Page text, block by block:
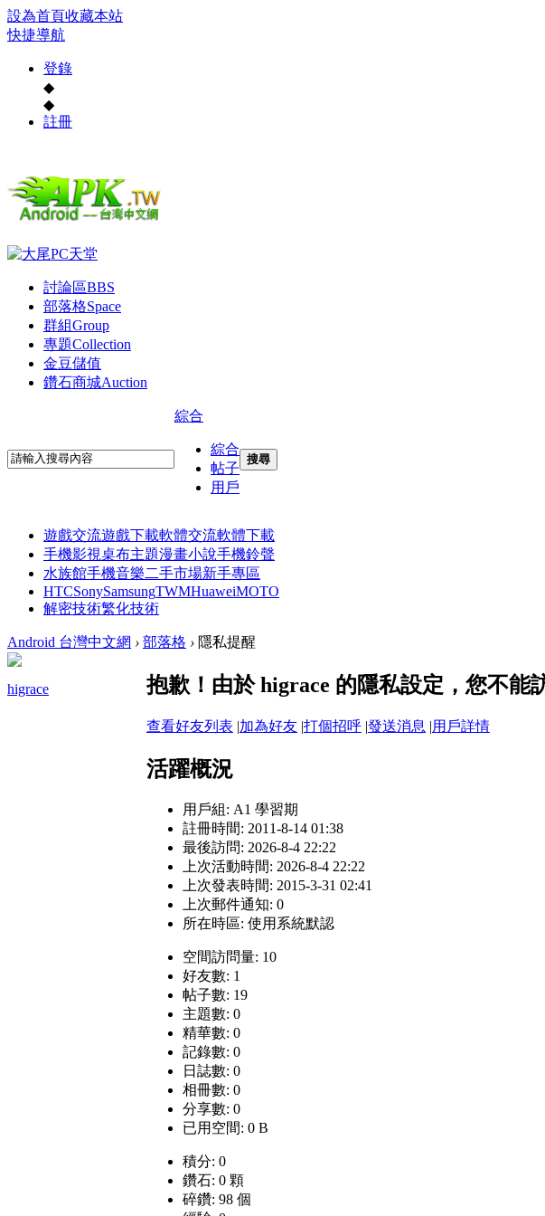
設為首頁收藏本站
快捷導航
登錄
◆
◆
註冊
討論區BBS
部落格Space
群組Group
專題Collection
金豆儲值
鑽石商城Auction
綜合
綜合
帖子
用戶
搜尋
遊戲交流遊戲下載軟體交流軟體下載
手機影視桌布主題漫畫小說手機鈴聲
水族館手機音樂二手市場新手專區
HTCSonySamsungTWMHuaweiMOTO
解密技術繁化技術
Android 台灣中文網 › 部落格 › 隱私提醒
higrace 抱歉！由於 higrace 的隱私設定，您不能
查看好友列表 |加為好友 |打個招呼 |發送消息 |用戶詳情
活躍概況
用戶組: A1 學習期
註冊時間: 2011-8-14 01:38
最後訪問: 2026-8-4 22:22
上次活動時間: 2026-8-4 22:22
上次發表時間: 2015-3-31 02:41
上次郵件通知: 0
所在時區: 使用系統默認
空間訪問量: 10
好友數: 1
帖子數: 19
主題數: 0
精華數: 0
記錄數: 0
日誌數: 0
相冊數: 0
分享數: 0
已用空間: 0 B
積分: 0
鑽石: 0 顆
碎鑽: 98 個